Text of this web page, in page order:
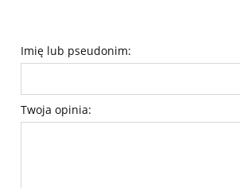
Imię lub pseudonim:
Twoja opinia: